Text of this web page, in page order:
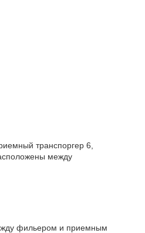
транспоргер 6,
между
фильером и приемным